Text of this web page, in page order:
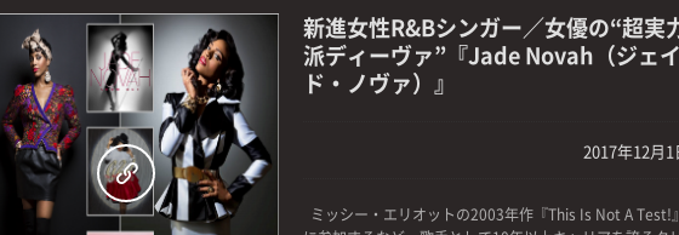
0
新進女性R&Bシンガー／女優の“超実
派ディーヴァ”『Jade Novah（ジェイ
ド・ノヴァ）』
2017年12月1
ミッシー・エリオットの2003年作『This Is Not A Test!』